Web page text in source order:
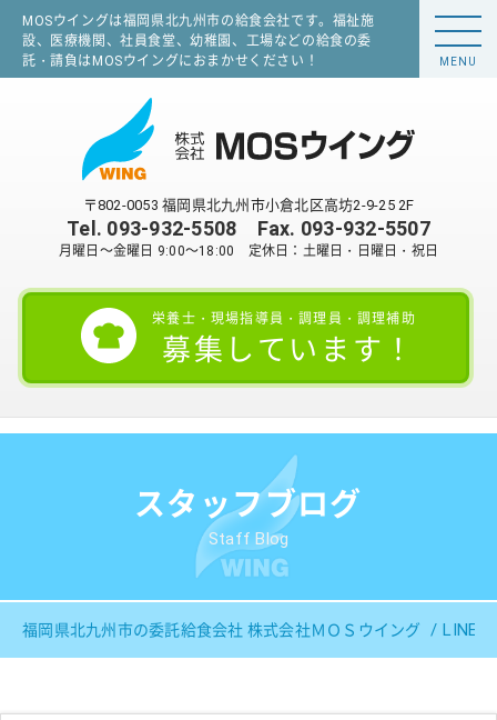
MOSウイングは福岡県北九州市の給食会社です。福祉施
設、医療機関、社員食堂、幼稚園、工場などの給食の委
託・請負はMOSウイングにおまかせください！
〒802-0053 福岡県北九州市小倉北区高坊2-9-25 2F
Tel. 093-932-5508 Fax. 093-932-5507
月曜日～金曜日 9:00～18:00 定休日：土曜日・日曜日・祝日
栄養士・現場指導員・調理員・調理補助
募集しています！
MENU
スタッフブログ
Staff Blog
福岡県北九州市の委託給食会社 株式会社ＭＯＳウイング